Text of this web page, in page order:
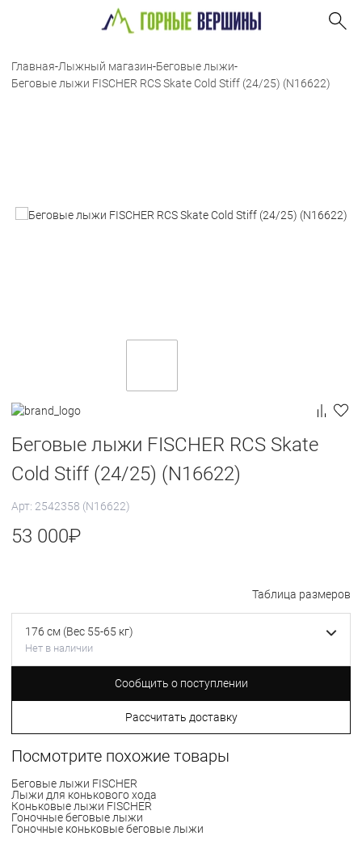
Главная-Лыжный магазин-Беговые лыжи-
Беговые лыжи FISCHER RCS Skate Cold Stiff (24/25) (N16622)
Беговые лыжи FISCHER RCS Skate
Cold Stiff (24/25) (N16622)
Арт: 2542358 (N16622)
53 000₽
Таблица размеров
176 см (Вес 55-65 кг)
Нет в наличии
Сообщить о поступлении
Рассчитать доставку
Посмотрите похожие товары
Беговые лыжи FISCHER
Лыжи для конькового хода
Коньковые лыжи FISCHER
Гоночные беговые лыжи
Гоночные коньковые беговые лыжи